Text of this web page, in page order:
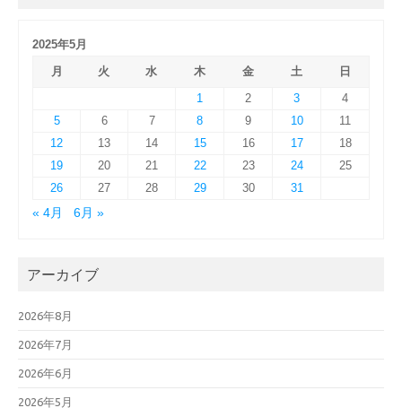
2025年5月
月
火 水 木 金 土
日
1
2 3
4
5
6 7 8 9 10
11
12
13 14 15 16 17
18
19
20 21 22 23 24
25
26
27 28 29 30
31
« 4月
6月 »
アーカイブ
2026年8月
2026年7月
2026年6月
2026年5月